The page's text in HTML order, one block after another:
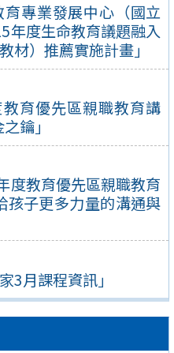
專業發展中心（國立
年度生命教育議題融入
材）推薦實施計畫」
育優先區親職教育講
鑰」
度教育優先區親職教育
孩子更多力量的溝通與
3月課程資訊」